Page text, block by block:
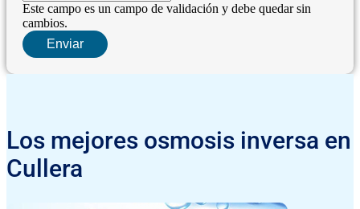
Este campo es un campo de validación y debe quedar sin
cambios.
Los mejores osmosis inversa en
Cullera